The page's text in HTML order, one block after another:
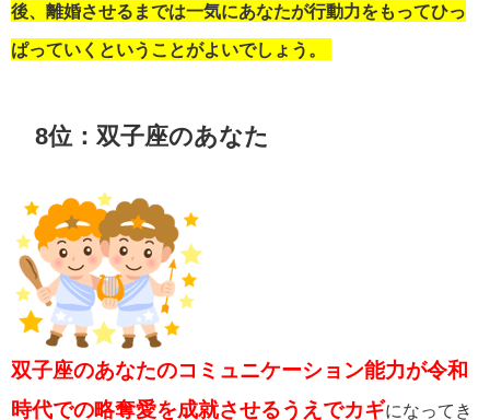
後、離婚させるまでは一気にあなたが行動力をもってひっ
ぱっていくということがよいでしょう。
8位：双子座のあなた
双子座のあなたのコミュニケーション能力が令和
時代での略奪愛を成就させるうえでカギになってき